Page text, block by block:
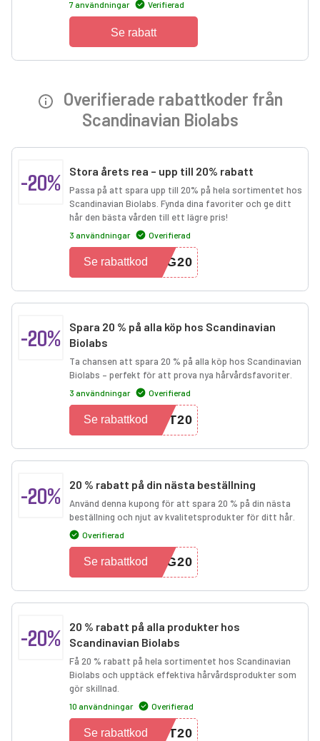
7 användningar Verifierad
Se rabatt
Overifierade rabattkoder från
Scandinavian Biolabs
-20% Stora årets rea – upp till 20% rabatt
Passa på att spara upp till 20% på hela sortimentet hos
Scandinavian Biolabs. Fynda dina favoriter och ge ditt
hår den bästa vården till ett lägre pris!
3 användningar Overifierad
IG20
Se rabattkod
-20%
Spara 20 % på alla köp hos Scandinavian
Biolabs
Ta chansen att spara 20 % på alla köp hos Scandinavian
Biolabs – perfekt för att prova nya hårvårdsfavoriter.
3 användningar Overifierad
YT20
Se rabattkod
-20% 20 % rabatt på din nästa beställning
Använd denna kupong för att spara 20 % på din nästa
beställning och njut av kvalitetsprodukter för ditt hår.
Overifierad
IG20
Se rabattkod
-20%
20 % rabatt på alla produkter hos
Scandinavian Biolabs
Få 20 % rabatt på hela sortimentet hos Scandinavian
Biolabs och upptäck effektiva hårvårdsprodukter som
gör skillnad.
10 användningar Overifierad
YT20
Se rabattkod